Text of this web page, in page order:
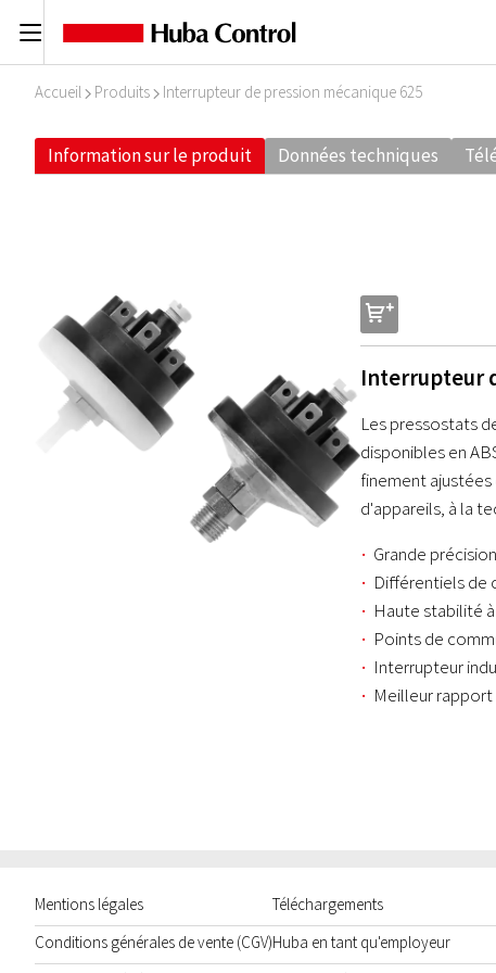
C
Accueil I Produits I Interrupteur de pression mécanique 625
Information sur le produit Données techniques
s
Interrupteur
Les pressostats
disponibles en
finement
d'appareils, à la
Grande
Différentiels de
Haute stabilité
Points de
Interrupteur
Meilleur
Mentions légales
Conditions générales de vente (CGV)
Téléchargements
Huba en tant qu'employeur